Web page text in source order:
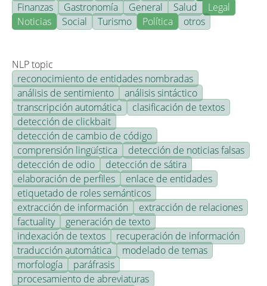
Finanzas
Gastronomía General Salud
Legal
Noticias
Social Turismo Política otros
NLP topic
reconocimiento de entidades nombradas
análisis de sentimiento
análisis sintáctico
transcripción automática
clasificación de textos
detección de clickbait
detección de cambio de código
comprensión lingüística
detección de noticias falsas
detección de odio
detección de sátira
elaboración de perfiles
enlace de entidades
etiquetado de roles semánticos
extracción de información
extracción de relaciones
factuality
generación de texto
indexación de textos
recuperación de información
traducción automática
modelado de temas
morfología
paráfrasis
procesamiento de abreviaturas